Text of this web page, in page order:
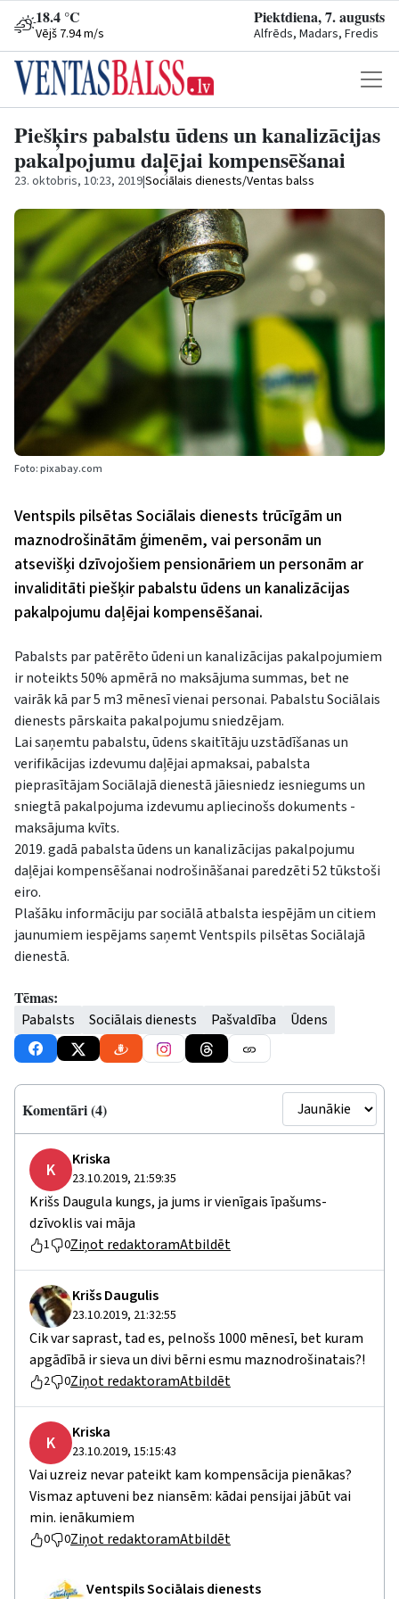
18.4 °C
Vējš 7.94 m/s
Piektdiena, 7. augusts
Alfrēds, Madars, Fredis
Piešķirs pabalstu ūdens un kanalizācijas
pakalpojumu daļējai kompensēšanai
23. oktobris, 10:23, 2019|Sociālais dienests/Ventas balss
Foto: pixabay.com
Ventspils pilsētas Sociālais dienests trūcīgām un
maznodrošinātām ģimenēm, vai personām un
atsevišķi dzīvojošiem pensionāriem un personām ar
invaliditāti piešķir pabalstu ūdens un kanalizācijas
pakalpojumu daļējai kompensēšanai.
Pabalsts par patērēto ūdeni un kanalizācijas pakalpojumiem
ir noteikts 50% apmērā no maksājuma summas, bet ne
vairāk kā par 5 m3 mēnesī vienai personai. Pabalstu Sociālais
dienests pārskaita pakalpojumu sniedzējam.
Lai saņemtu pabalstu, ūdens skaitītāju uzstādīšanas un
verifikācijas izdevumu daļējai apmaksai, pabalsta
pieprasītājam Sociālajā dienestā jāiesniedz iesniegums un
sniegtā pakalpojuma izdevumu apliecinošs dokuments -
maksājuma kvīts.
2019. gadā pabalsta ūdens un kanalizācijas pakalpojumu
daļējai kompensēšanai nodrošināšanai paredzēti 52 tūkstoši
eiro.
Plašāku informāciju par sociālā atbalsta iespējām un citiem
jaunumiem iespējams saņemt Ventspils pilsētas Sociālajā
dienestā.
Tēmas:
Pabalsts Sociālais dienests Pašvaldība Ūdens
Komentāri (4)
K Kriska
23.10.2019, 21:59:35
Krišs Daugula kungs, ja jums ir vienīgais īpašums-
dzīvoklis vai māja
1 0Ziņot redaktoramAtbildēt
Krišs Daugulis
23.10.2019, 21:32:55
Cik var saprast, tad es, pelnošs 1000 mēnesī, bet kuram
apgādībā ir sieva un divi bērni esmu maznodrošinatais?!
2 0Ziņot redaktoramAtbildēt
K Kriska
23.10.2019, 15:15:43
Vai uzreiz nevar pateikt kam kompensācija pienākas?
Vismaz aptuveni bez niansēm: kādai pensijai jābūt vai
min. ienākumiem
0 0Ziņot redaktoramAtbildēt
Ventspils Sociālais dienests